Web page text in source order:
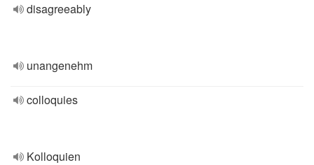
disagreeably
unangenehm
colloquies
Kolloquien